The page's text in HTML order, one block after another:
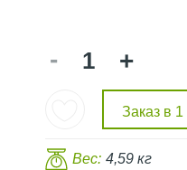
- +
Заказ в 1
Вес: 4,59 кг